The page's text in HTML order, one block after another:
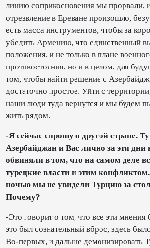
линию соприкосновения мы прорвали,
отрезвление в Ереване произошло,
есть масса инструментов, чтобы за
убедить Армению, что единственный
положения, и не только в плане
противостояния, но и в целом, для
том, чтобы найти решение с
достаточно простое. Уйти с
наши люди туда вернутся и мы будем
жить рядом.
-Я сейчас спрошу о другой стране.
Азербайджан и Вас лично за эти дни
обвиняли в том, что на самом деле
турецкие власти и этим
ночью мы не увидели Турцию за
Почему?
-Это говорит о том, что все эти
это был сознательный вброс, здесь
Во-первых, и дальше демонизировать